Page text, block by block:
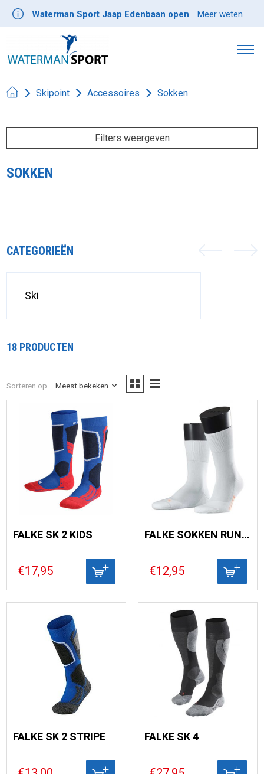
Waterman Sport Jaap Edenbaan open Meer weten
Skipoint Accessoires Sokken
Filters weergeven
SOKKEN
CATEGORIEËN
Ski
18 PRODUCTEN
Sorteren op Meest bekeken
FALKE SK 2 KIDS
€17,95
FALKE SOKKEN RUN UNISEX
€12,95
FALKE SK 2 STRIPE FALKE SK 4